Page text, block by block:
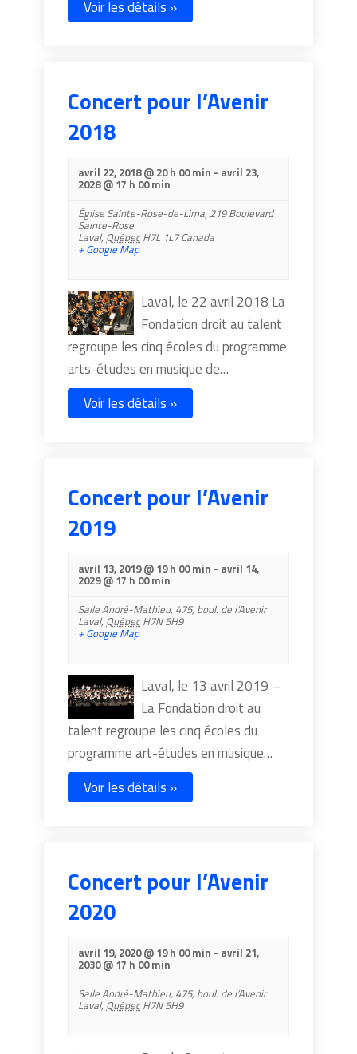
Voir les détails »
Concert pour l’Avenir
2018
avril 22, 2018 @ 20 h 00 min - avril 23,
2028 @ 17 h 00 min
Église Sainte-Rose-de-Lima, 219 Boulevard
Sainte-Rose
Laval, Québec H7L 1L7 Canada
+ Google Map
Laval, le 22 avril 2018 La
Fondation droit au talent
regroupe les cinq écoles du programme
arts-études en musique de…
Voir les détails »
Concert pour l’Avenir
2019
avril 13, 2019 @ 19 h 00 min - avril 14,
2029 @ 17 h 00 min
Salle André-Mathieu, 475, boul. de l’Avenir
Laval, Québec H7N 5H9
+ Google Map
Laval, le 13 avril 2019 –
La Fondation droit au
talent regroupe les cinq écoles du
programme art-études en musique…
Voir les détails »
Concert pour l’Avenir
2020
avril 19, 2020 @ 19 h 00 min - avril 21,
2030 @ 17 h 00 min
Salle André-Mathieu, 475, boul. de l’Avenir
Laval, Québec H7N 5H9